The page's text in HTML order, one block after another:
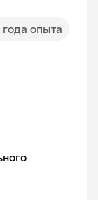
года опыта